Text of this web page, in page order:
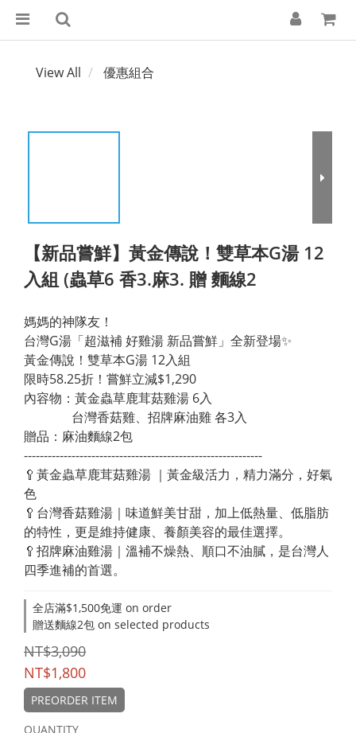
View All 優惠組合
【新品嘗鮮】黃金傳說！雙草本G湯 12
入組 (蟲草6 香3.麻3. 贈 麵線2
媽媽的神隊友！
台灣G湯「超滋補 好雞湯 新品嘗鮮」全新登場✨
黃金傳說！雙草本G湯 12入組
限時58.25折！嘗鮮立減$1,290
內容物：黃金蟲草鹿茸菇雞湯 6入
               台灣香菇雞、招牌麻油雞 各3入
贈品：麻油麵線2包
------------------------------------------------------------
🥄黃金蟲草鹿茸菇雞湯 ｜黃金級活力，精力滿分，好氣
色
🥄台灣香菇雞湯｜味道鮮美甘甜，加上低熱量、低脂肪
的特性，更是維持健康、養顏美容的最佳選擇。
🥄招牌麻油雞湯｜溫補不燥熱、順口不油膩，是台灣人
四季進補的首選。
全店滿$1,500免運 on order
贈送麵線2包 on selected products
NT$3,090
NT$1,800
PREORDER ITEM
QUANTITY